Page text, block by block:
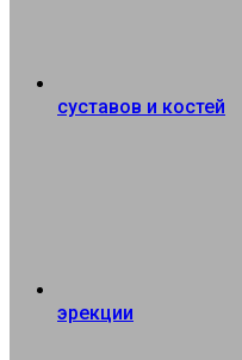
суставов и костей
эрекции